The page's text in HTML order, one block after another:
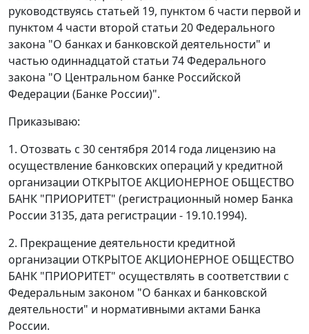
руководствуясь статьей 19, пунктом 6 части первой и
пунктом 4 части второй статьи 20 Федерального
закона "О банках и банковской деятельности" и
частью одиннадцатой статьи 74 Федерального
закона "О Центральном банке Российской
Федерации (Банке России)".
Приказываю:
1. Отозвать с 30 сентября 2014 года лицензию на
осуществление банковских операций у кредитной
организации ОТКРЫТОЕ АКЦИОНЕРНОЕ ОБЩЕСТВО
БАНК "ПРИОРИТЕТ" (регистрационный номер Банка
России 3135, дата регистрации - 19.10.1994).
2. Прекращение деятельности кредитной
организации ОТКРЫТОЕ АКЦИОНЕРНОЕ ОБЩЕСТВО
БАНК "ПРИОРИТЕТ" осуществлять в соответствии с
Федеральным законом "О банках и банковской
деятельности" и нормативными актами Банка
России.